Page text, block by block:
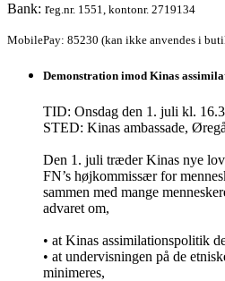
Bank: reg.nr. 1551, kontonr. 2719134
MobilePay: 85230 (kan ikke anvendes i
Demonstration imod Kinas
TID: Onsdag den 1. juli kl.
STED: Kinas ambassade,
Den 1. juli træder Kinas nye
FN’s højkommissær for
sammen med mange
advaret om,
• at Kinas assimilationspolitik
• at undervisningen på de
minimeres,